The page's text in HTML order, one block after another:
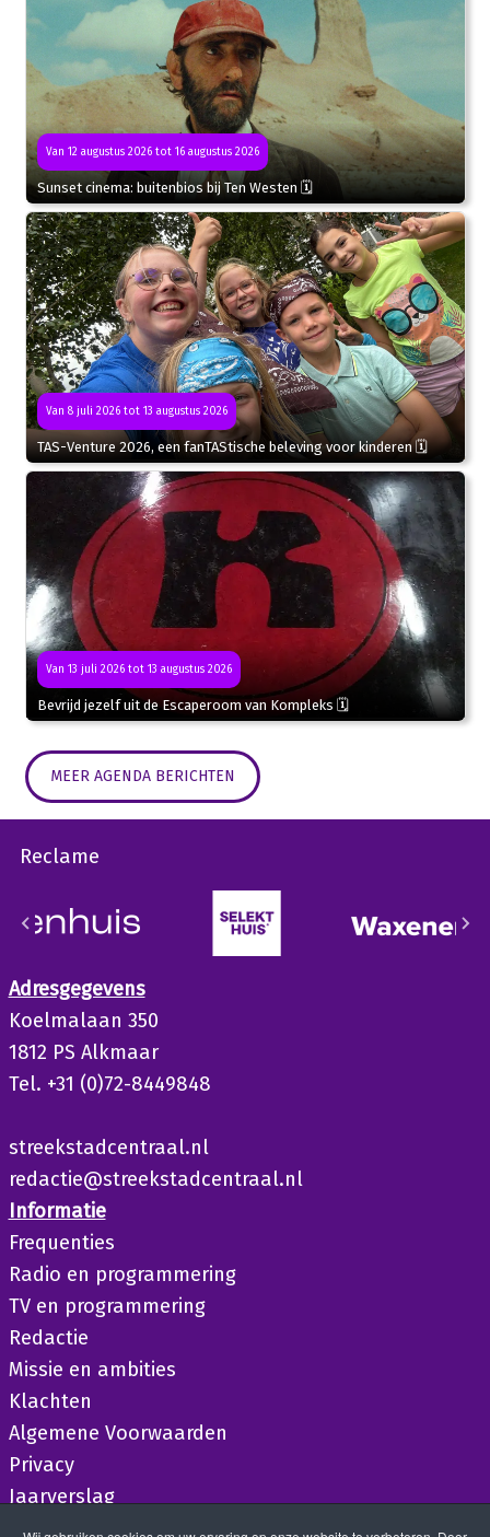
Van 12 augustus 2026 tot 16 augustus 2026
Sunset cinema: buitenbios bij Ten Westen 🗓
Van 8 juli 2026 tot 13 augustus 2026
TAS-Venture 2026, een fanTAStische beleving voor kinderen 🗓
Van 13 juli 2026 tot 13 augustus 2026
Bevrijd jezelf uit de Escaperoom van Kompleks 🗓
MEER AGENDA BERICHTEN
Reclame
Adresgegevens
Koelmalaan 350
1812 PS Alkmaar
Tel. +31 (0)72-8449848
streekstadcentraal.nl
redactie@streekstadcentraal.nl
Informatie
Frequenties
Radio en programmering
TV en programmering
Redactie
Missie en ambities
Klachten
Algemene Voorwaarden
Privacy
Jaarverslag